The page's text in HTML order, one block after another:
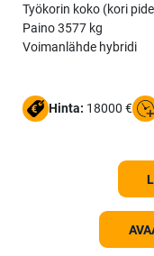
Työkorin koko (kori
Paino 3577 kg
Voimanlähde hybridi
Hinta: 18000 €